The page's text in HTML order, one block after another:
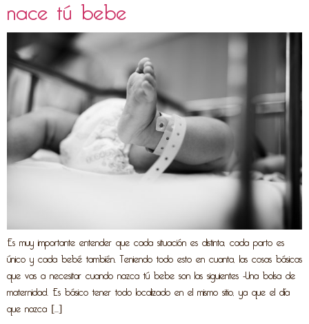
Es muy importante entender que cada situación es distinta, cada parto es
único y cada bebé también. Teniendo todo esto en cuanta, las cosas básicas
que vas a necesitar cuando nazca tú bebe son las siguientes -Una bolsa de
maternidad. Es básico tener todo localizado en el mismo sitio, ya que el día
que nazca […]